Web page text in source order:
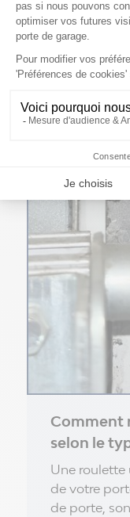
FERRURE Z
Comment
selon le
Une roulette
de votre
de porte,